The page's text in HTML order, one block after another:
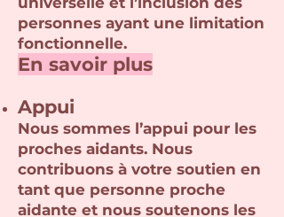
personnes ayant une limitation
fonctionnelle.
En savoir plus
Appui
Nous sommes l’appui pour les
proches aidants. Nous
contribuons à votre soutien en
tant que personne proche
aidante et nous soutenons les